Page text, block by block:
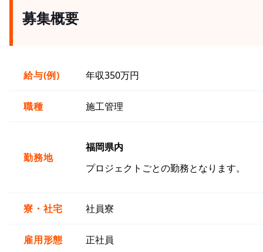
募集概要
給与(例) 年収350万円
職種 施工管理
勤務地
福岡県内
プロジェクトごとの勤務となります。
寮・社宅 社員寮
雇用形態 正社員